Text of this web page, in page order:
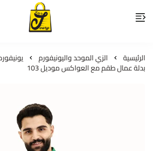
لمسات جوري
الرئيسية الزي الموحد واليونيفورم
بدلة عمال طقم مع العواكس موديل 103